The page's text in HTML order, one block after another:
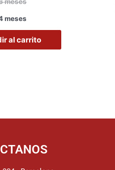
meses
al carrito